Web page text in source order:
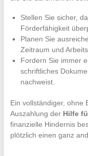
Stellen Sie sicher,
Förderfähigkeit
Planen Sie
Zeitraum und
Fordern Sie immer
schriftliches
nachweist.
Ein vollständiger, ohne
Auszahlung der Hilfe
finanzielle Hindernis
plötzlich einen ganz